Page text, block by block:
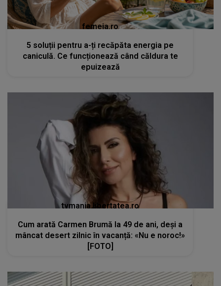
femeia.ro
5 soluții pentru a-ți recăpăta energia pe
caniculă. Ce funcționează când căldura te
epuizează
tvmania.libertatea.ro
Cum arată Carmen Brumă la 49 de ani, deși a
mâncat desert zilnic în vacanță: «Nu e noroc!»
[FOTO]